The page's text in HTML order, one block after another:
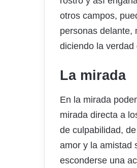
otros campos,
personas delante,
diciendo la verdad
La mirada
En la mirada
mirada directa a
de culpabilidad,
amor y la amistad
esconderse una